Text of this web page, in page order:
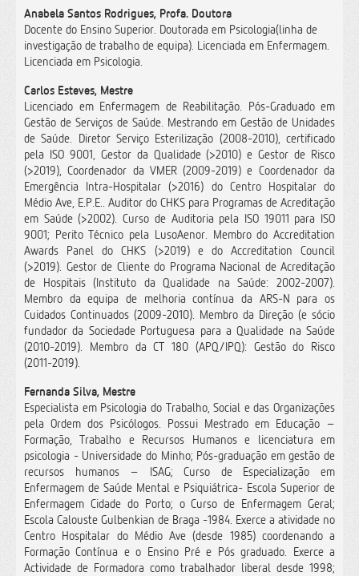
Anabela Santos Rodrigues, Profa. Doutora
Docente do Ensino Superior. Doutorada em Psicologia(linha de
investigação de trabalho de equipa). Licenciada em Enfermagem.
Licenciada em Psicologia.
Carlos Esteves, Mestre
Licenciado em Enfermagem de Reabilitação. Pós-Graduado em
Gestão de Serviços de Saúde. Mestrando em Gestão de Unidades
de Saúde. Diretor Serviço Esterilização (2008-2010), certificado
pela ISO 9001, Gestor da Qualidade (>2010) e Gestor de Risco
(>2019), Coordenador da VMER (2009-2019) e Coordenador da
Emergência Intra-Hospitalar (>2016) do Centro Hospitalar do
Médio Ave, E.P.E.. Auditor do CHKS para Programas de Acreditação
em Saúde (>2002). Curso de Auditoria pela ISO 19011 para ISO
9001; Perito Técnico pela LusoAenor. Membro do Accreditation
Awards Panel do CHKS (>2019) e do Accreditation Council
(>2019). Gestor de Cliente do Programa Nacional de Acreditação
de Hospitais (Instituto da Qualidade na Saúde: 2002-2007).
Membro da equipa de melhoria contínua da ARS-N para os
Cuidados Continuados (2009-2010). Membro da Direção (e sócio
fundador da Sociedade Portuguesa para a Qualidade na Saúde
(2010-2019). Membro da CT 180 (APQ/IPQ): Gestão do Risco
(2011-2019).
Fernanda Silva, Mestre
Especialista em Psicologia do Trabalho, Social e das Organizações
pela Ordem dos Psicólogos. Possui Mestrado em Educação –
Formação, Trabalho e Recursos Humanos e licenciatura em
psicologia - Universidade do Minho; Pós-graduação em gestão de
recursos humanos – ISAG; Curso de Especialização em
Enfermagem de Saúde Mental e Psiquiátrica- Escola Superior de
Enfermagem Cidade do Porto; o Curso de Enfermagem Geral;
Escola Calouste Gulbenkian de Braga -1984. Exerce a atividade no
Centro Hospitalar do Médio Ave (desde 1985) coordenando a
Formação Contínua e o Ensino Pré e Pós graduado. Exerce a
Actividade de Formadora como trabalhador liberal desde 1998;